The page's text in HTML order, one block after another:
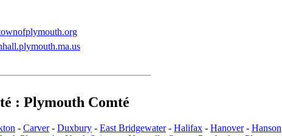
: Plymouth Comté
- Carver- Duxbury - East Bridgewater- Halifax - Hanover- Hanson